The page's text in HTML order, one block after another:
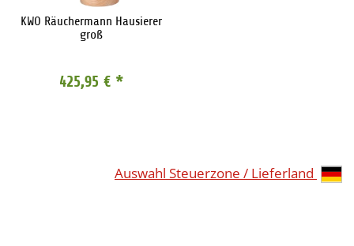
KWO Räuchermann Hausierer
groß
425,95 € *
Auswahl Steuerzone / Lieferland